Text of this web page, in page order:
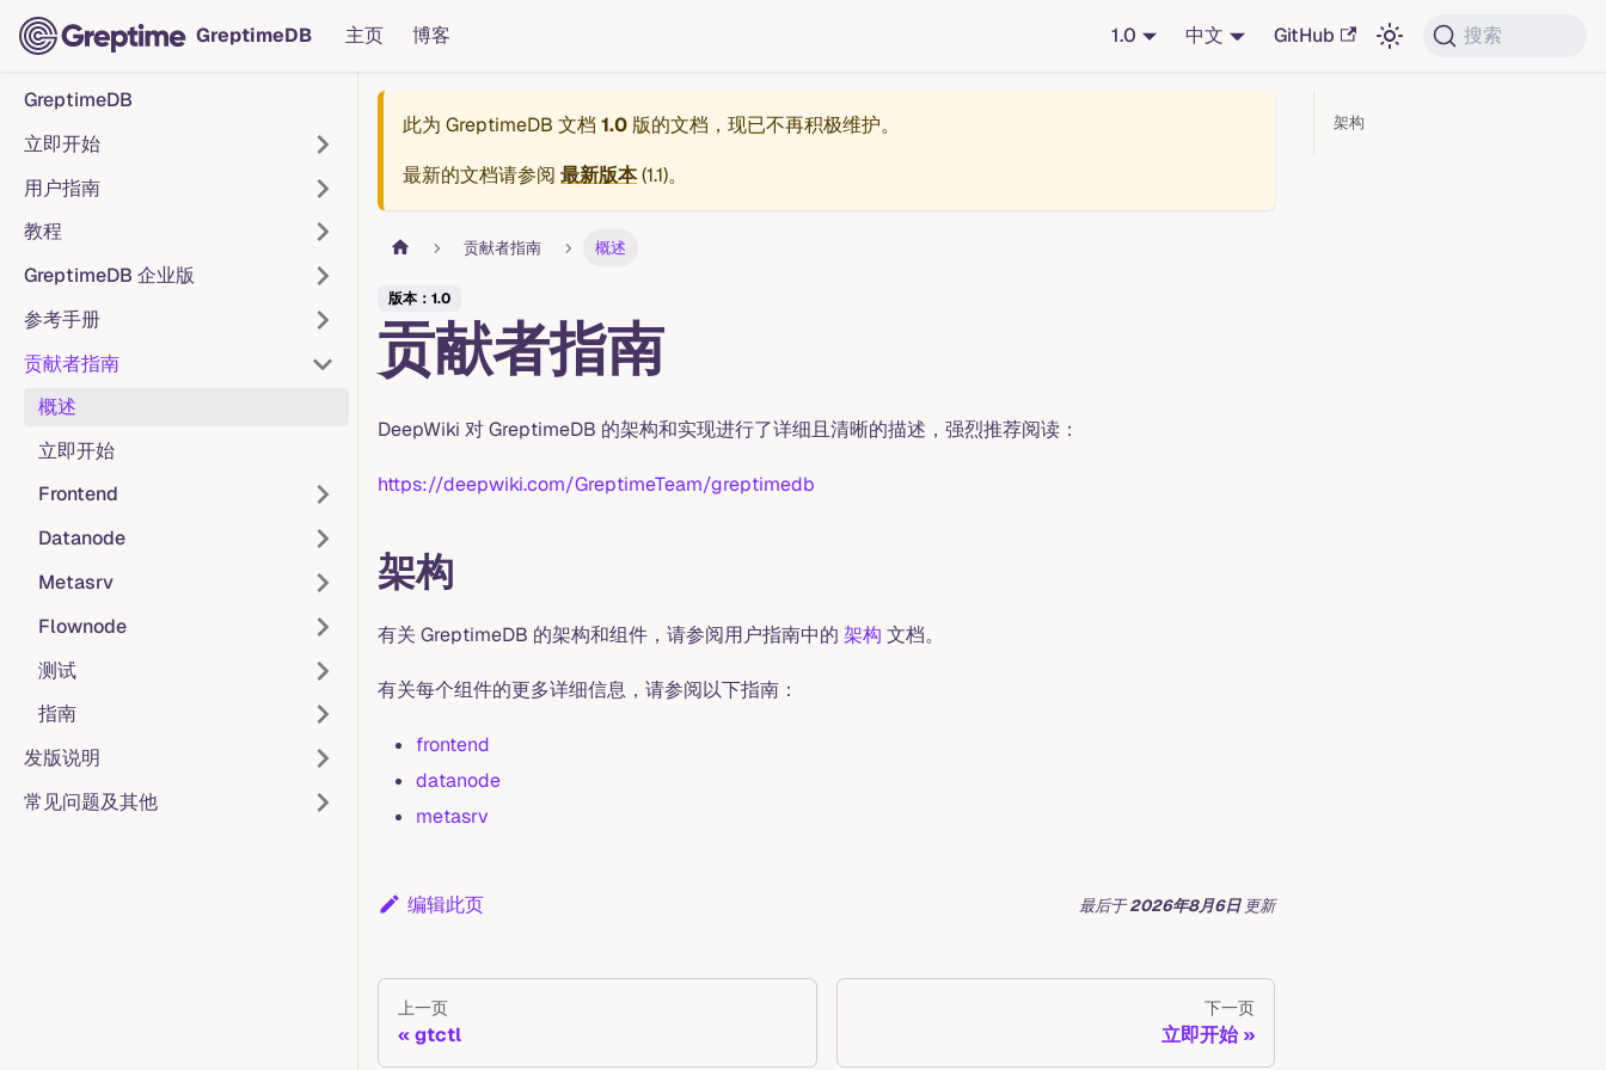
GreptimeDB 主页 博客 1.0 中文 GitHub 搜索
GreptimeDB
立即开始
用户指南
教程
GreptimeDB 企业版
参考手册
贡献者指南
概述
立即开始
Frontend
Datanode
Metasrv
Flownode
测试
指南
发版说明
常见问题及其他
此为 GreptimeDB 文档 1.0 版的文档，现已不再积极维护。
最新的文档请参阅 最新版本(1.1)。
贡献者指南 概述
版本：1.0
贡献者指南
DeepWiki 对 GreptimeDB 的架构和实现进行了详细且清晰的描述，强烈推荐阅读：
https://deepwiki.com/GreptimeTeam/greptimedb
架构
有关 GreptimeDB 的架构和组件，请参阅用户指南中的 架构 文档。
有关每个组件的更多详细信息，请参阅以下指南：
frontend
datanode
metasrv
编辑此页 最后于2026年8月6日 更新
上一页
gtctl
下一页
立即开始
架构